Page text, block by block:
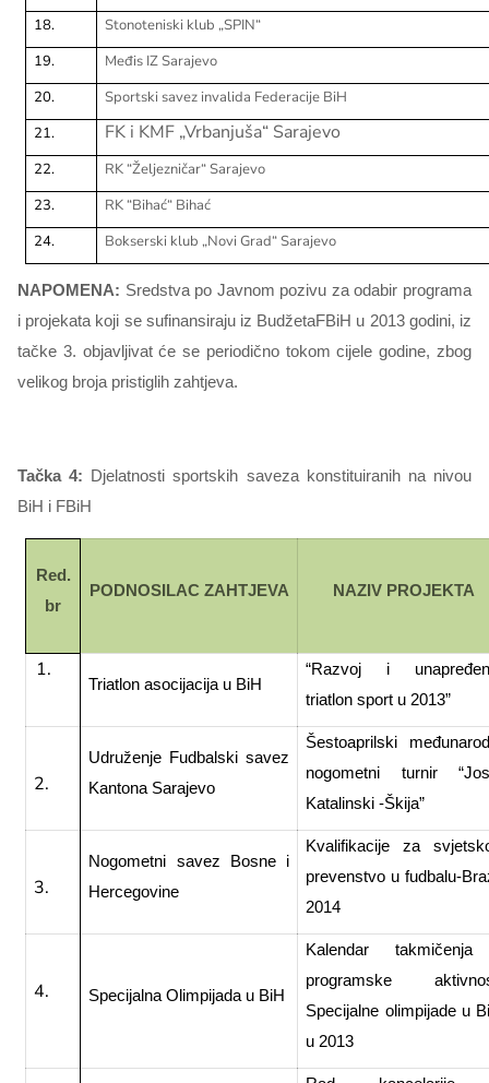
18.
Stonoteniski klub „SPIN“
19.
Međis IZ Sarajevo
20.
Sportski savez invalida Federacije BiH
21.
FK i KMF „Vrbanjuša“ Sarajevo
22.
RK “Željezničar“ Sarajevo
23.
RK “Bihać“ Bihać
24.
Bokserski klub „Novi Grad“ Sarajevo
NAPOMENA: Sredstva po Javnom pozivu za odabir programa
i projekata koji se sufinansiraju iz BudžetaFBiH u 2013 godini, iz
tačke 3. objavljivat će se periodično tokom cijele godine, zbog
velikog broja pristiglih zahtjeva.
Tačka 4: Djelatnosti sportskih saveza konstituiranih na nivou
BiH i FBiH
Red.
br
PODNOSILAC ZAHTJEVA NAZIV PROJEKTA
Triatlon asocijacija u BiH
“Razvoj i
triatlon sport u 2013”
2.
Udruženje Fudbalski savez
Kantona Sarajevo
Šestoaprilski
nogometni turnir
Katalinski -Škija”
3.
Nogometni savez Bosne i
Hercegovine
Kvalifikacije za
prevenstvo u fudbalu-
2014
4. Specijalna Olimpijada u BiH
Kalendar
programske
Specijalne olimpijade u
u 2013